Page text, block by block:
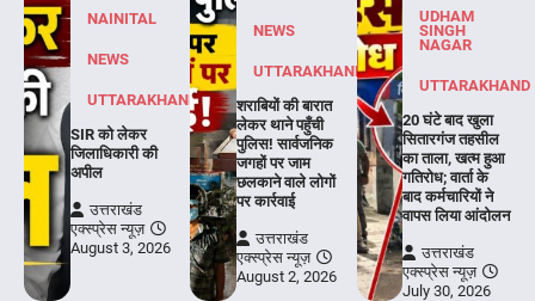
NAINITAL
NEWS
UTTARAKHAND
SIR को लेकर
जिलाधिकारी की
अपील
उत्तराखंड
एक्स्प्रेस न्यूज़
August 3, 2026
NEWS
UTTARAKHAND
शराबियों की बारात
लेकर थाने पहुँची
पुलिस! सार्वजनिक
जगहों पर जाम
छलकाने वाले लोगों
पर कार्रवाई
उत्तराखंड
एक्स्प्रेस न्यूज़
August 2, 2026
UDHAM
SINGH
NAGAR
UTTARAKHAND
20 घंटे बाद खुला
सितारगंज तहसील
का ताला, खत्म हुआ
गतिरोध; वार्ता के
बाद कर्मचारियों ने
वापस लिया आंदोलन
उत्तराखंड
एक्स्प्रेस न्यूज़
July 30, 2026